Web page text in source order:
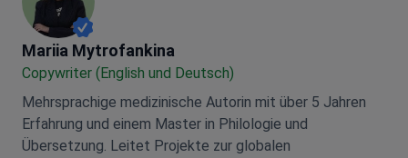
Mariia Mytrofankina
Mariia Mytrofankina
Copywriter (English und Deutsch)
Mehrsprachige medizinische Autorin mit über 5 Jahren
Erfahrung und einem Master in Philologie und
Übersetzung. Leitet Projekte zur globalen